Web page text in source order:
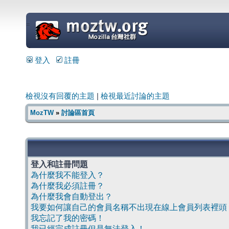
=
登入 註冊
檢視沒有回覆的主題 檢視最近討論的主題
MozTW» 討論區首頁
登入和註冊問題
為什麼我不能登入？
為什麼我必須註冊？
為什麼我會自動登出？
我要如何讓自己的會員名稱不出現在線上會員列表裡頭
我忘記了我的密碼！